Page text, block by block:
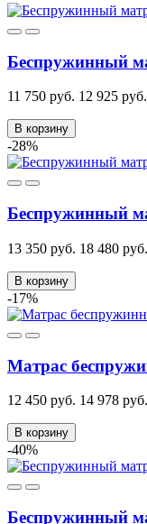
Беспружинный
11 750 руб. 12 925 руб.
В корзину
-28%
Беспружинный
13 350 руб. 18 480 руб.
В корзину
-17%
Матрас
12 450 руб. 14 978 руб.
В корзину
-40%
Беспружинный